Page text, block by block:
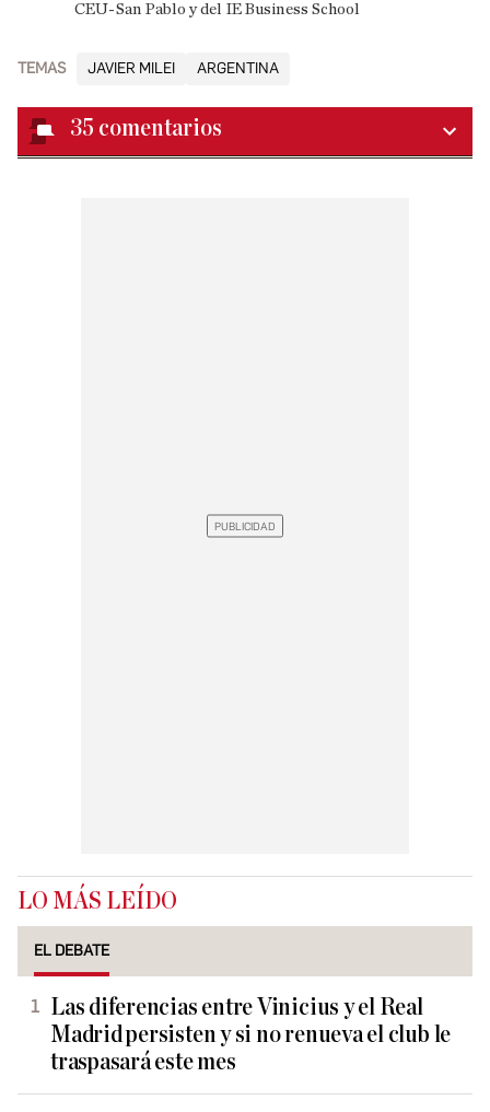
CEU-San Pablo y del IE Business School
TEMAS JAVIER MILEI ARGENTINA
35 comentarios
LO MÁS LEÍDO
EL DEBATE
Las diferencias entre Vinicius y el Real
Madrid persisten y si no renueva el club le
traspasará este mes